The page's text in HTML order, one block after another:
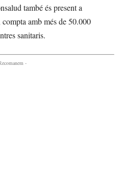
també és present a
amb més de 50.000
sanitaris.
-